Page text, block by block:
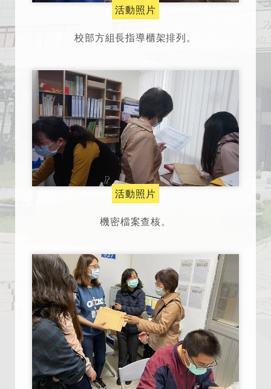
活動照片
校部方組長指導櫃架排列。
活動照片
機密檔案查核。